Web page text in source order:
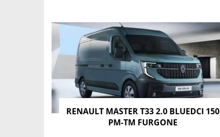
RENAULT MASTER T33 2.0 BLUEDCI 150
PM-TM FURGONE